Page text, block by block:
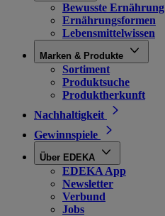
Bewusste Ernährung
Ernährungsformen
Lebensmittelwissen
Marken & Produkte
Sortiment
Produktsuche
Produktherkunft
Nachhaltigkeit
Gewinnspiele
Über EDEKA
EDEKA App
Newsletter
Verbund
Jobs